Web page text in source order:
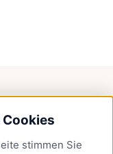
stimmen Sie